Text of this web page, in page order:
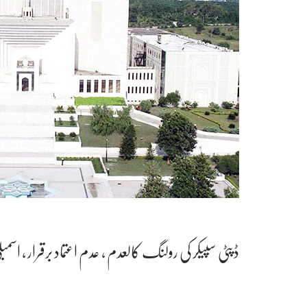
ڈپٹی سپیکر کی رولنگ کالعدم ، عدم اعتماد برقرار ،